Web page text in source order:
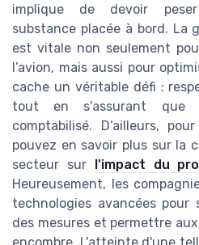
implique de devoir
substance placée à bord. La
est vitale non seulement
l’avion, mais aussi pour
cache un véritable défi :
tout en s'assurant que
comptabilisé. D’ailleurs,
pouvez en savoir plus sur la
secteur sur l'impact du
Heureusement, les
technologies avancées pour
des mesures et permettre
encombre. L'atteinte d'une